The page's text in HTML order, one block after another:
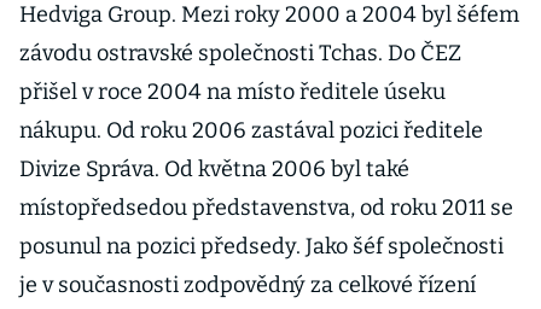
Hedviga Group. Mezi roky 2000 a 2004 byl šéfem
závodu ostravské společnosti Tchas. Do ČEZ
přišel v roce 2004 na místo ředitele úseku
nákupu. Od roku 2006 zastával pozici ředitele
Divize Správa. Od května 2006 byl také
místopředsedou představenstva, od roku 2011 se
posunul na pozici předsedy. Jako šéf společnosti
je v současnosti zodpovědný za celkové řízení